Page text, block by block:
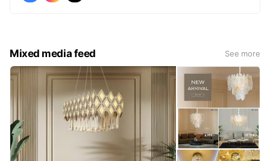
Mixed media feed See more